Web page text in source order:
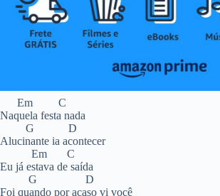
Em C
Naquela festa nada
G D
Alucinante ia acontecer
Em C
Eu já estava de saída
G D
Foi quando por acaso vi você